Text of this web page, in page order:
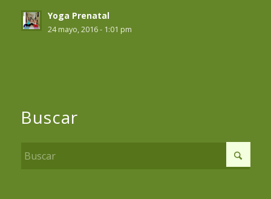
Yoga Prenatal
24 mayo, 2016 - 1:01 pm
Buscar